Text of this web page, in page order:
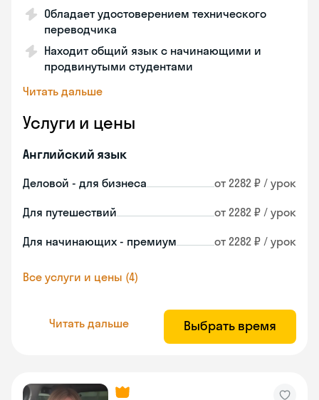
Обладает удостоверением технического
переводчика
Находит общий язык с начинающими и
продвинутыми студентами
Читать дальше
Услуги и цены
Английский язык
Деловой - для бизнеса от 2282 ₽ / урок
Для путешествий от 2282 ₽ / урок
Для начинающих - премиум от 2282 ₽ / урок
Все услуги и цены (4)
Читать дальше Выбрать время